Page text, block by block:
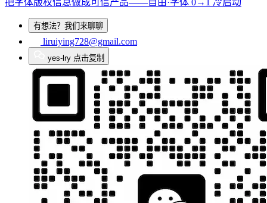
有想法？我们来聊聊
liruiying728@gmail.com
yes-lry 点击复制